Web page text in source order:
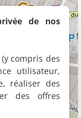
de nos
compris des
utilisateur,
réaliser des
des offres